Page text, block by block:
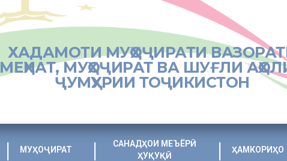
ХАДАМОТИ МУҲОҶИРАТИ
МЕҲНАТ, МУҲОҶИРАТ ВА ШУҒЛИ
ҶУМҲУРИИ ТОҶИКИСТОН
МУҲОҶИРАТ
САНАДҲОИ МЕЪЁРӢ
ҲУҚУҚӢ
ҲАМКОРИҲО